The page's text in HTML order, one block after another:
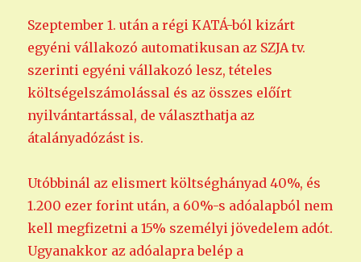
Szeptember 1. után a régi KATÁ-ból kizárt
egyéni vállakozó automatikusan az SZJA tv.
szerinti egyéni vállakozó lesz, tételes
költségelszámolással és az összes előírt
nyilvántartással, de választhatja az
átalányadózást is.
Utóbbinál az elismert költséghányad 40%, és
1.200 ezer forint után, a 60%-s adóalapból nem
kell megfizetni a 15% személyi jövedelem adót.
Ugyanakkor az adóalapra belép a